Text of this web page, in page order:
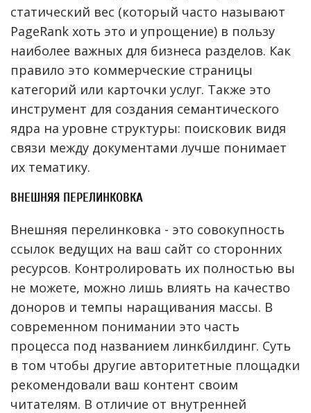
статический вес (который часто называют
PageRank хоть это и упрощение) в пользу
наиболее важных для бизнеса разделов. Как
правило это коммерческие страницы
категорий или карточки услуг. Также это
инструмент для создания семантического
ядра на уровне структуры: поисковик видя
связи между документами лучше понимает
их тематику.
ВНЕШНЯЯ ПЕРЕЛИНКОВКА
Внешняя перелинковка - это совокупность
ссылок ведущих на ваш сайт со сторонних
ресурсов. Контролировать их полностью вы
не можете, можно лишь влиять на качество
доноров и темпы наращивания массы. В
современном понимании это часть
процесса под названием линкбилдинг. Суть
в том чтобы другие авторитетные площадки
рекомендовали ваш контент своим
читателям. В отличие от внутренней